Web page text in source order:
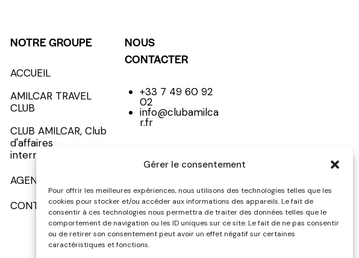
Gérer le consentement
Pour offrir les meilleures expériences, nous utilisons des technologies telles que les
cookies pour stocker et/ou accéder aux informations des appareils. Le fait de
consentir à ces technologies nous permettra de traiter des données telles que le
comportement de navigation ou les ID uniques sur ce site. Le fait de ne pas consentir
ou de retirer son consentement peut avoir un effet négatif sur certaines
caractéristiques et fonctions.
NOTRE GROUPE
ACCUEIL
AMILCAR TRAVEL
CLUB
CLUB AMILCAR, Club
d'affaires
international
AGENCE MEDIANE
CONTACT
NOUS
CONTACTER
+33 7 49 60 92
02
info@clubamilca
r.fr